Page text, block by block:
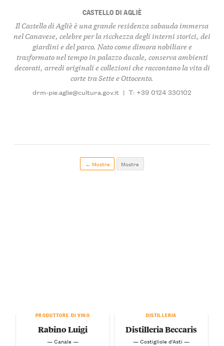
CASTELLO DI AGLIÈ
Il Castello di Agliè è una grande residenza sabauda immersa
nel Canavese, celebre per la ricchezza degli interni storici, dei
giardini e del parco. Nato come dimora nobiliare e
trasformato nel tempo in palazzo ducale, conserva ambienti
decorati, arredi originali e collezioni che raccontano la vita di
corte tra Sette e Ottocento.
drm-pie.aglie@cultura.gov.it | T: +39 0124 330102
← Mostre Mostre
PRODUTTORE DI VINO
Rabino Luigi
— Canale —
DISTILLERIA
Distilleria Beccaris
— Costigliole d'Asti —